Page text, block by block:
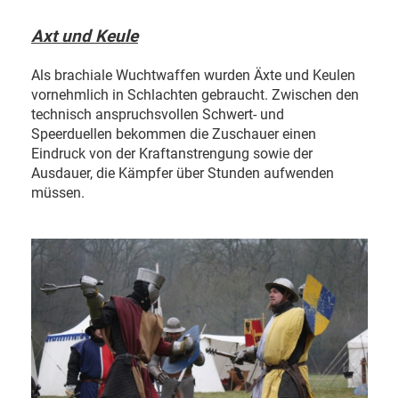
Axt und Keule
Als brachiale Wuchtwaffen wurden Äxte und Keulen
vornehmlich in Schlachten gebraucht. Zwischen den
technisch anspruchsvollen Schwert- und
Speerduellen bekommen die Zuschauer einen
Eindruck von der Kraftanstrengung sowie der
Ausdauer, die Kämpfer über Stunden aufwenden
müssen.